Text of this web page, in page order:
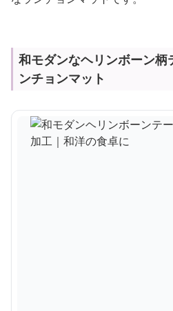
和モダンなヘリンボーン柄
ンチョンマット